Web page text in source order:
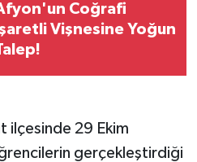
Coğrafi
Vişnesine Yoğun
ilçesinde 29 Ekim
gerçekleştirdiği